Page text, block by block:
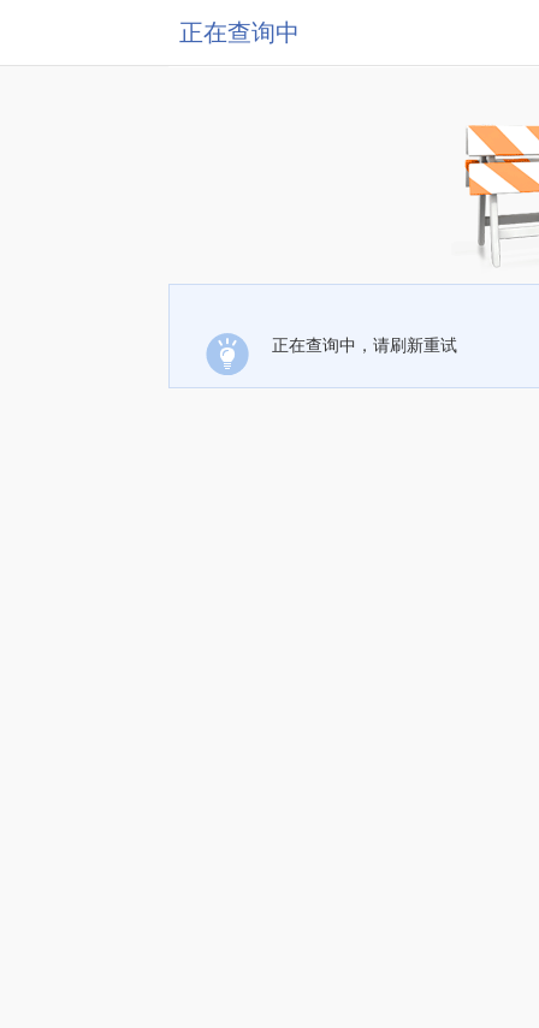
正在查询中
正在查询中，请刷新重试